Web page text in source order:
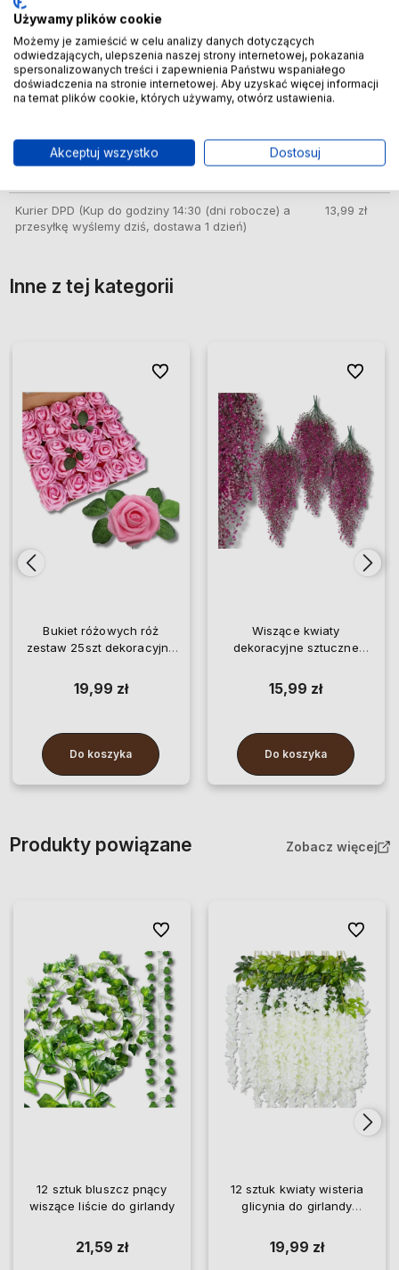
InPost Paczkomat 24/7
(dni robocze) a przesyłkę wyślemy dziś, dostawa
1 dzień)
InPost Paczkomat 24/7 pobranie(Kup do godziny
14:30 (dni robocze) a przesyłkę wyślemy dziś,
dostawa 1 dzień)
13,99 zł
InPost Kurier Pobranie(Kup do godziny 14:30 (dni
robocze) a przesyłkę wyślemy dziś, dostawa 1
13,99 zł
Kurier DPD (Kup do godziny 14:30 (dni robocze) a
przesyłkę wyślemy dziś, dostawa 1 dzień)
13,99 zł
Inne z tej kategorii
Bukiet różowych róż
zestaw 25szt dekoracyjne
19,99 zł
Do koszyka
Do ulubionych
Do ulubionych
Wiszące kwiaty
dekoracyjne sztuczne
15,99 zł
Do koszyka
Do
Do
Produkty powiązane Zobacz więcej
12 sztuk bluszcz pnący
wiszące liście do girlandy
21,59 zł
Do ulubionych
12 sztuk kwiaty wisteria
glicynia do girlandy
19,99 zł
Do
Używamy plików cookie
Możemy je zamieścić w celu analizy danych dotyczących
odwiedzających, ulepszenia naszej strony internetowej, pokazania
spersonalizowanych treści i zapewnienia Państwu wspaniałego
doświadczenia na stronie internetowej. Aby uzyskać więcej informacji
na temat plików cookie, których używamy, otwórz ustawienia.
Akceptuj wszystko Dostosuj